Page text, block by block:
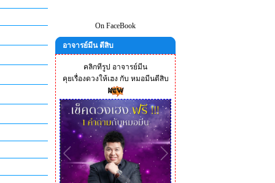
On FaceBook
อาจารย์มีน ตีสิบ
คลิกทีรูป อาจารย์มีน
คุยเรื่องดวงให้เฮง กับ หมอมีนตีสิบ